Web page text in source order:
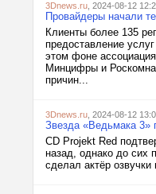
3Dnews.ru , 2024-08-12
Провайдеры начали
Клиенты более 135
предоставление
этом фоне
Минцифры и
причин...
3Dnews.ru , 2024-08-12
Звезда «Ведьмака 3»
CD Projekt Red
назад, однако до сих
сделал актёр